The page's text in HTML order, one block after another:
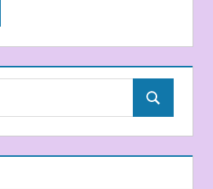
Suchen